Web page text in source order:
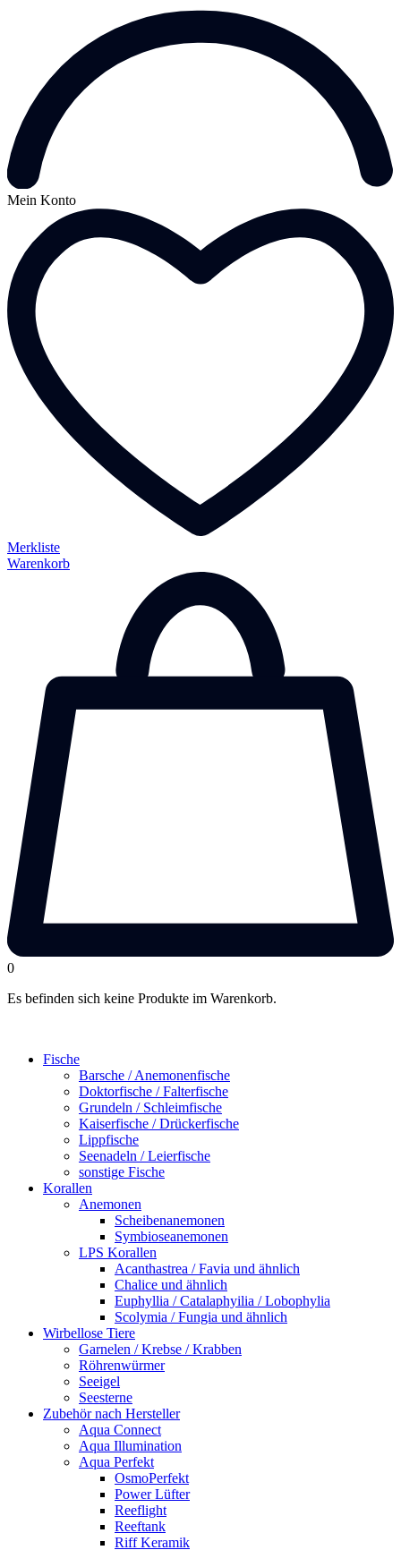
Mein Konto
Merkliste
Warenkorb
0
Es befinden sich keine Produkte im Warenkorb.
Fische
Barsche / Anemonenfische
Doktorfische / Falterfische
Grundeln / Schleimfische
Kaiserfische / Drückerfische
Lippfische
Seenadeln / Leierfische
sonstige Fische
Korallen
Anemonen
Scheibenanemonen
Symbioseanemonen
LPS Korallen
Acanthastrea / Favia und ähnlich
Chalice und ähnlich
Euphyllia / Catalaphyilia / Lobophylia
Scolymia / Fungia und ähnlich
Wirbellose Tiere
Garnelen / Krebse / Krabben
Röhrenwürmer
Seeigel
Seesterne
Zubehör nach Hersteller
Aqua Connect
Aqua Illumination
Aqua Perfekt
OsmoPerfekt
Power Lüfter
Reeflight
Reeftank
Riff Keramik